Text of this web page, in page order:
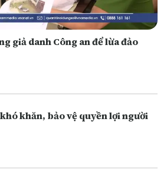
giả danh Công an để lừa đảo
khăn, bảo vệ quyền lợi người